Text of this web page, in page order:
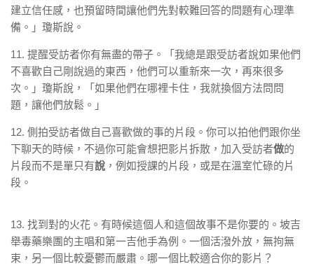
建立信任感，也預留時間讓他們先對較難回答的問題有心理準
備。」瓊斯說。
11. 提醒受訪者你有無盡的帶子。「我總是跟受訪者說如果他們
不喜歡自己剛說過的東西，他們可以重新來一次，再來很多
次。」瓊斯說，「如果他們在哪裡卡住，我就換個方法問問
題，讓他們放鬆。」
12. 側拍受訪者做自己喜歡做的事的片段。你可以拍他們跟你坐
下聊天的時候，不過你可能會想把影片拆散，加入受訪者做的
片段而不是單只有說 ，例如授課的片段，或是在溫室忙碌的片
段。
13. 找到對的火花。有時候這個人和這個故事不是你要的。坡吉
舉毒藥樂團的主唱和第一吉他手為例。一個活潑外放，無拘無
束，另一個比較憂鬱而嚴肅。哪一個比較適合你的影片？